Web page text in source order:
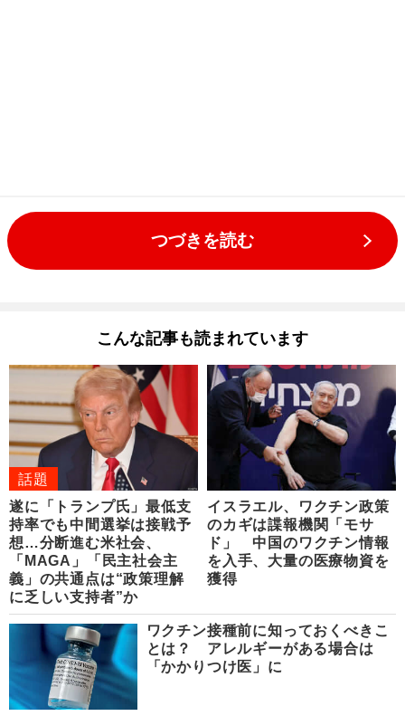
つづきを読む
こんな記事も読まれています
話題
遂に「トランプ氏」最低支
持率でも中間選挙は接戦予
想…分断進む米社会、
「MAGA」「民主社会主
義」の共通点は“政策理解
に乏しい支持者”か
イスラエル、ワクチン政策
のカギは諜報機関「モサ
ド」 中国のワクチン情報
を入手、大量の医療物資を
獲得
ワクチン接種前に知っておくべきこ
とは？ アレルギーがある場合は
「かかりつけ医」に